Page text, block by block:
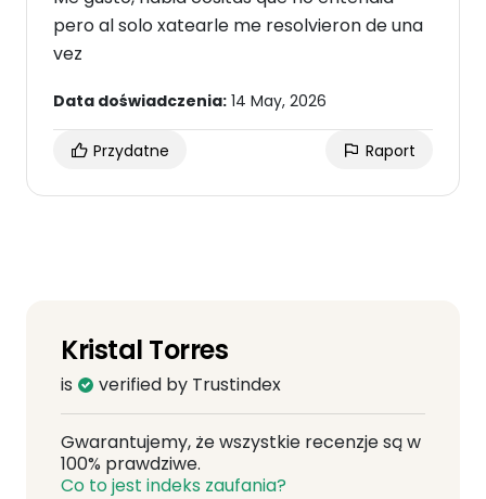
pero al solo xatearle me resolvieron de una
vez
Data doświadczenia: 14 May, 2026
Przydatne Raport
Kristal Torres
is verified by Trustindex
Gwarantujemy, że wszystkie recenzje są w
100% prawdziwe.
Co to jest indeks zaufania?